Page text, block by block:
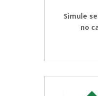
Simule
no